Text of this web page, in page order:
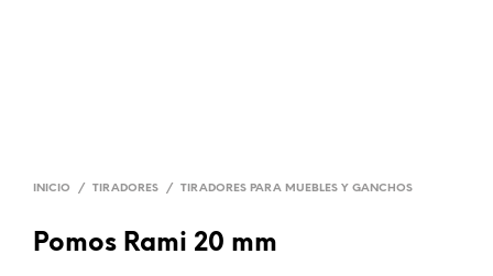
INICIO / TIRADORES / TIRADORES PARA MUEBLES Y GANCHOS
Pomos Rami 20 mm